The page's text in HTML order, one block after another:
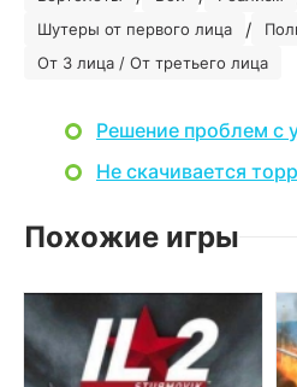
Шутеры от первого лица /
От 3 лица / От третьего лица
Решение проблем с
Не скачивается
Похожие игры